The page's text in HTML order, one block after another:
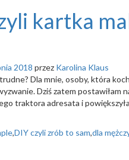
kartka
2018 przez Karolina Klaus
Dla mnie, osoby, która
Dziś zatem postawiłam
traktora adresata i
,DIY czyli zrób to sam,dla